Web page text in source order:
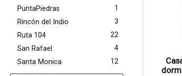
PuntaPiedras
1
Rincón del Indio
3
Ruta 104
22
San Rafael
4
Santa Monica
12